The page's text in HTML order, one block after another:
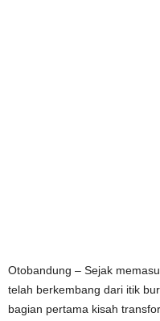
Otobandung – Sejak
telah berkembang dari itik
bagian pertama kisah